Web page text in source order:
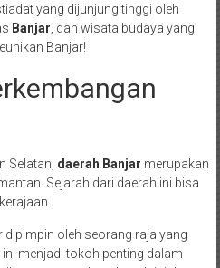
yang dijunjung tinggi oleh
Banjar , dan wisata budaya yang
Banjar!
Selatan, daerah Banjar merupakan
Sejarah dari daerah ini bisa
dipimpin oleh seorang raja yang
menjadi tokoh penting dalam